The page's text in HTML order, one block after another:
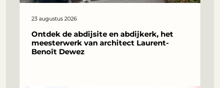
23 augustus 2026
Ontdek de abdijsite en abdijkerk, het
meesterwerk van architect Laurent-
Benoît Dewez